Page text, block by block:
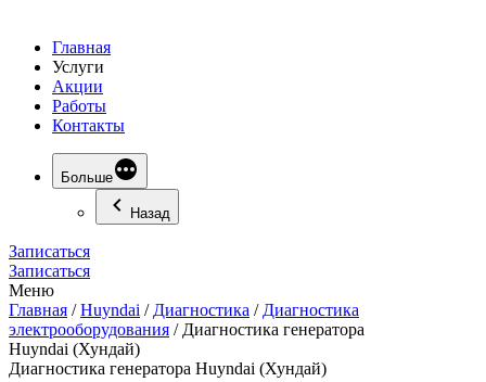
Главная
Услуги
Акции
Работы
Контакты
Больше
Назад
Записаться
Записаться
Меню
Главная /Huyndai / Диагностика / Диагностика
электрооборудования / Диагностика генератора
Huyndai (Хундай)
Диагностика генератора Huyndai (Хундай)